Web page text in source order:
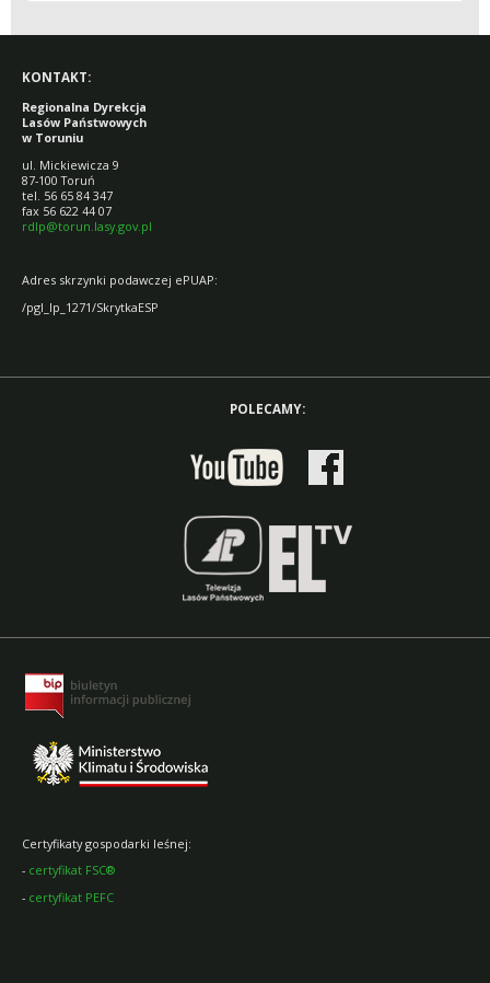
KONTAKT:
Regionalna Dyrekcja
Lasów Państwowych
w Toruniu
ul. Mickiewicza 9
87-100 Toruń
tel. 56 65 84 347
fax 56 622 44 07
rdlp@torun.lasy.gov.pl
Adres skrzynki podawczej ePUAP:
/pgl_lp_1271/SkrytkaESP
POLECAMY:
Certyfikaty gospodarki leśnej:
- certyfikat FSC®
- certyfikat PEFC